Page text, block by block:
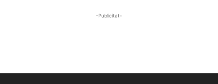
-Publicitat-